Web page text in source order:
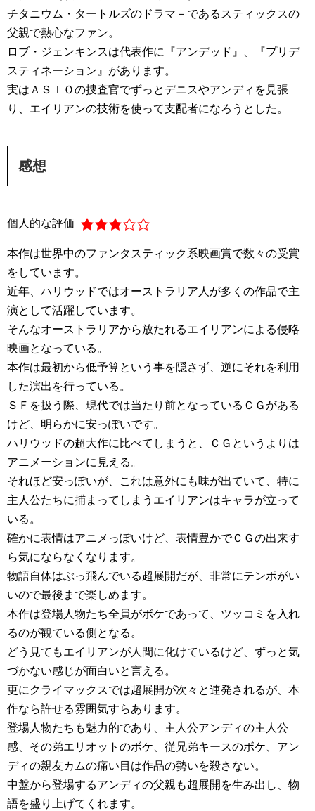
チタニウム・タートルズのドラマ－であるスティックスの
父親で熱心なファン。
ロブ・ジェンキンスは代表作に『アンデッド』、『プリデ
スティネーション』があります。
実はＡＳＩＯの捜査官でずっとデニスやアンディを見張
り、エイリアンの技術を使って支配者になろうとした。
感想
個人的な評価
本作は世界中のファンタスティック系映画賞で数々の受賞
をしています。
近年、ハリウッドではオーストラリア人が多くの作品で主
演として活躍しています。
そんなオーストラリアから放たれるエイリアンによる侵略
映画となっている。
本作は最初から低予算という事を隠さず、逆にそれを利用
した演出を行っている。
ＳＦを扱う際、現代では当たり前となっているＣＧがある
けど、明らかに安っぽいです。
ハリウッドの超大作に比べてしまうと、ＣＧというよりは
アニメーションに見える。
それほど安っぽいが、これは意外にも味が出ていて、特に
主人公たちに捕まってしまうエイリアンはキャラが立って
いる。
確かに表情はアニメっぽいけど、表情豊かでＣＧの出来す
ら気にならなくなります。
物語自体はぶっ飛んでいる超展開だが、非常にテンポがい
いので最後まで楽しめます。
本作は登場人物たち全員がボケであって、ツッコミを入れ
るのが観ている側となる。
どう見てもエイリアンが人間に化けているけど、ずっと気
づかない感じが面白いと言える。
更にクライマックスでは超展開が次々と連発されるが、本
作なら許せる雰囲気すらあります。
登場人物たちも魅力的であり、主人公アンディの主人公
感、その弟エリオットのボケ、従兄弟キースのボケ、アン
ディの親友カムの痛い目は作品の勢いを殺さない。
中盤から登場するアンディの父親も超展開を生み出し、物
語を盛り上げてくれます。